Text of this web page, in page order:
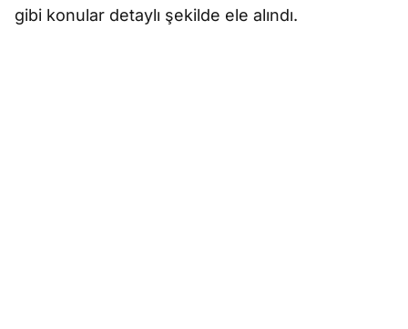
gibi konular detaylı şekilde ele alındı.